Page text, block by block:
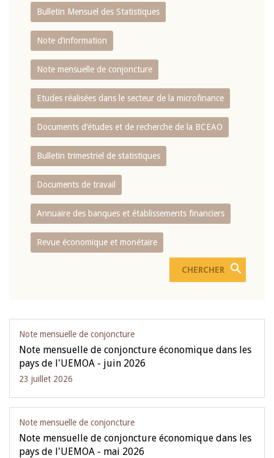
Bulletin Mensuel des Statistiques
Note d’information
Note mensuelle de conjoncture
Etudes réalisées dans le secteur de la microfinance
Documents d’études et de recherche de la BCEAO
Bulletin trimestriel de statistiques
Documents de travail
Annuaire des banques et établissements financiers
Revue économique et monétaire
Note mensuelle de conjoncture
Note mensuelle de conjoncture économique dans les
pays de l'UEMOA - juin 2026
23 juillet 2026
Note mensuelle de conjoncture
Note mensuelle de conjoncture économique dans les
pays de l'UEMOA - mai 2026